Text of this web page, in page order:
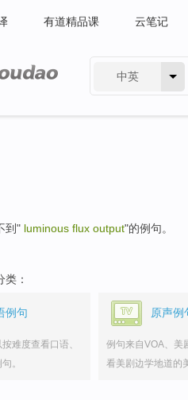
有道精品课 云笔记
中英
到" luminous flux output"的例句。
：
例句
难度查看口语、
。
原声例
例句来自VOA、美
看美剧边学地道的